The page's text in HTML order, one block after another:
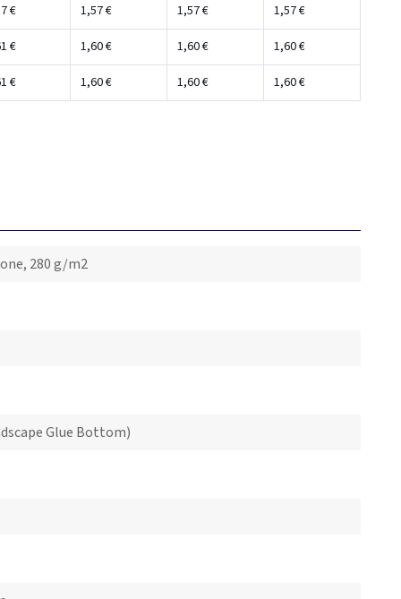
€
1,57 € 1,57 €
1,57 €
€
1,60 € 1,60 €
1,60 €
€
1,60 € 1,60 € 1,60 €
280 g/m2
Glue Bottom)